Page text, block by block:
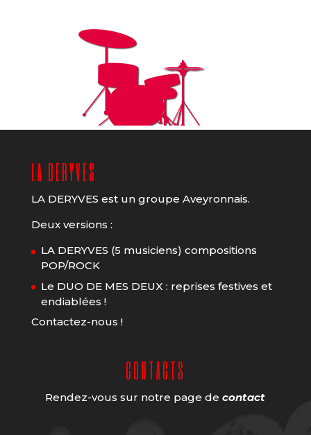
LA DERYVES
LA DERYVES est un groupe Aveyronnais.
Deux versions :
LA DERYVES (5 musiciens) compositions
POP/ROCK
Le DUO DE MES DEUX : reprises festives et
endiablées !
Contactez-nous !
CONTACTS
Rendez-vous sur notre page decontact